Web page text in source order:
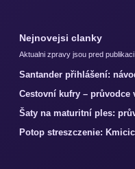
Nejnovejsi clanky
Aktualni zpravy jsou pred
Santander přihlášení:
Cestovní kufry – průvodce
Šaty na maturitní ples:
Potop streszczenie: